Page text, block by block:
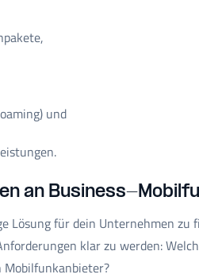
und
an Business-
Lösung für dein Unternehmen
klar zu werden:
Mobilfunkanbieter?